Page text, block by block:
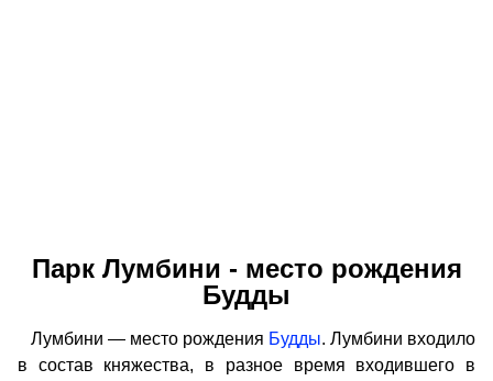
Парк Лумбини - место рождения
Будды
Лумбини — место рождения Будды. Лумбини входило
в состав княжества, в разное время входившего в